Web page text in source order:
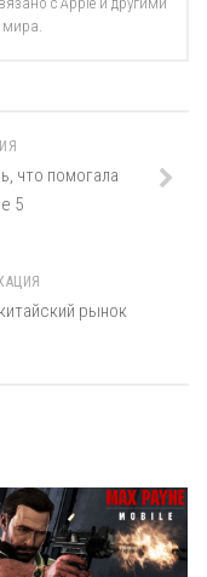
мира.
что помогала
5
рынок